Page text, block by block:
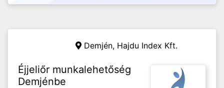
Demjén, Hajdu Index Kft.
Éjjeliőr munkalehetőség
Demjénbe